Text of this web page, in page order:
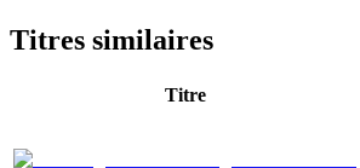
Titres similaires
Titre